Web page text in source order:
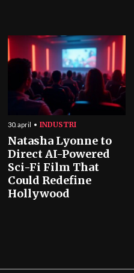
30. april INDUSTRI
Natasha Lyonne to
Direct AI-Powered
Sci-Fi Film That
Could Redefine
Hollywood